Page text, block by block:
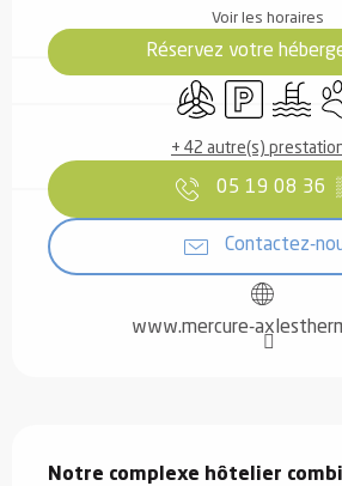
Voir les horaires
Réservez votre
Air conditionné
Parking Piscine
+ 42 autre(s)
05 19 08 36
Contactez-
www.mercure-
Notre complexe hôtelier